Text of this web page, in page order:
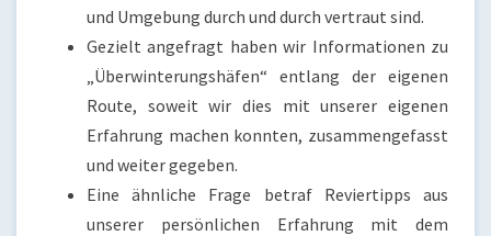
und Umgebung durch und durch vertraut sind.
Gezielt angefragt haben wir Informationen zu
„Überwinterungshäfen“ entlang der eigenen
Route, soweit wir dies mit unserer eigenen
Erfahrung machen konnten, zusammengefasst
und weiter gegeben.
Eine ähnliche Frage betraf Reviertipps aus
unserer persönlichen Erfahrung mit dem